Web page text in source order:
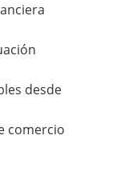
desde
comercio